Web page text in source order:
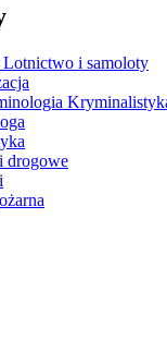
Lotnictwo i samoloty
drogowe